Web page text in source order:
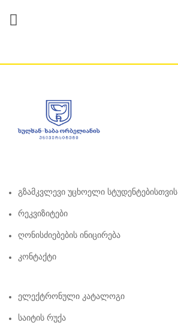
Გზამკვლევი Უცხოელი Სტუდენტებისთვის
Რეკვიზიტები
Ღონისძიებების Ინიცირება
Კონტაქტი
Ელექტრონული Კატალოგი
Საიტის Რუქა